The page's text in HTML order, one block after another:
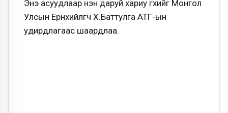
Энэ асуудлаар нэн даруй хариу өгөхийг Монгол
Улсын Ерөнхийлөгч Х.Баттулга АТГ-ын
удирдлагаас шаардлаа.